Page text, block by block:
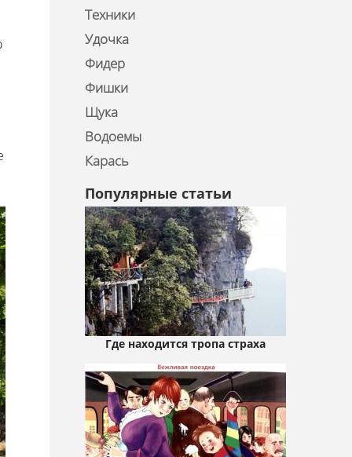
Техники
Удочка
Фидер
Фишки
Щука
Водоемы
Карась
Популярные статьи
Где находится тропа страха